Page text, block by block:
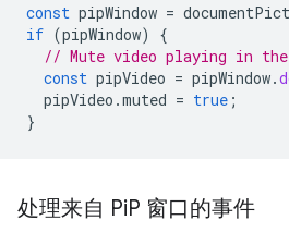
const pipWindow =
if (pipWindow)
{
// Mute video playing in
const pipVideo = pipWindow.
pipVideo .muted = true ;
}
处理来自 PiP 窗口的事件